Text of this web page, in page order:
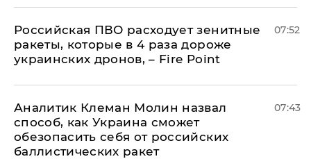
Российская ПВО расходует зенитные
ракеты, которые в 4 раза дороже
украинских дронов, – Fire Point
07:52
Аналитик Клеман Молин назвал
способ, как Украина сможет
обезопасить себя от российских
баллистических ракет
07:43